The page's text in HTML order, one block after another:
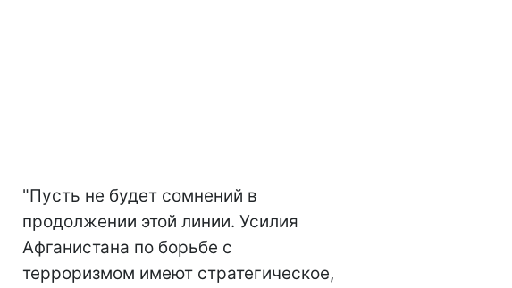
"Пусть не будет сомнений в
продолжении этой линии. Усилия
Афганистана по борьбе с
терроризмом имеют стратегическое,